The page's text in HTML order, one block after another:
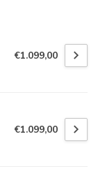
€1.099,00
€1.099,00